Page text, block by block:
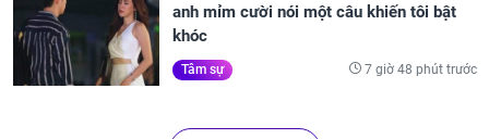
anh mỉm cười nói một câu khiến tôi bật
khóc
Tâm sự 7 giờ 48 phút trước